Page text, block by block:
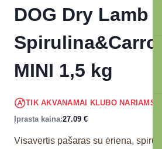
DOG Dry Lamb
Spirulina&Carrot
MINI 1,5 kg
TIK AKVANAMAI KLUBO NARIAMS
Įprasta kaina:27.09 €
Visavertis pašaras su ėriena,